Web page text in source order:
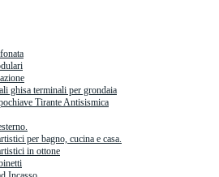
ghisa terminali per grondaia
Tirante Antisismica
per bagno, cucina e casa.
in ottone